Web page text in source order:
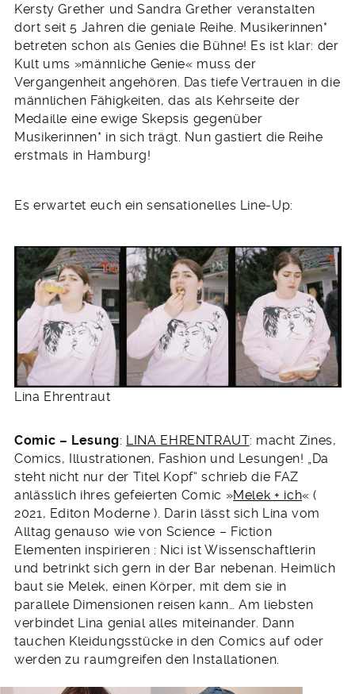
Kersty Grether und Sandra Grether veranstalten
dort seit 5 Jahren die geniale Reihe. Musikerinnen*
betreten schon als Genies die Bühne! Es ist klar: der
Kult ums »männliche Genie« muss der
Vergangenheit angehören. Das tiefe Vertrauen in die
männlichen Fähigkeiten, das als Kehrseite der
Medaille eine ewige Skepsis gegenüber
Musikerinnen* in sich trägt. Nun gastiert die Reihe
erstmals in Hamburg!
Es erwartet euch ein sensationelles Line-Up:
Lina Ehrentraut
Comic – Lesung: LINA EHRENTRAUT: macht Zines,
Comics, Illustrationen, Fashion und Lesungen! „Da
steht nicht nur der Titel Kopf“ schrieb die FAZ
anlässlich ihres gefeierten Comic »Melek + ich« (
2021, Editon Moderne ). Darin lässt sich Lina vom
Alltag genauso wie von Science – Fiction
Elementen inspirieren : Nici ist Wissenschaftlerin
und betrinkt sich gern in der Bar nebenan. Heimlich
baut sie Melek, einen Körper, mit dem sie in
parallele Dimensionen reisen kann… Am liebsten
verbindet Lina genial alles miteinander. Dann
tauchen Kleidungsstücke in den Comics auf oder
werden zu raumgreifen den Installationen.